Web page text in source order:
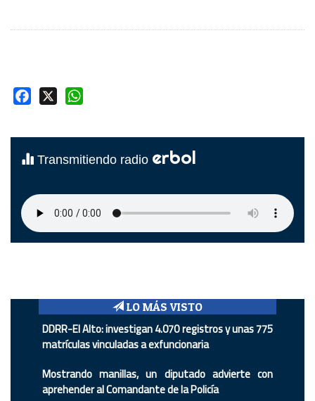
Facebook
Transmitiendo radio erbol
LO MÁS VISTO
DDRR-El Alto: investigan 4.070 registros y unas 775
matrículas vinculadas a exfuncionaria
Mostrando manillas, un diputado advierte con
aprehender al Comandante de la Policía